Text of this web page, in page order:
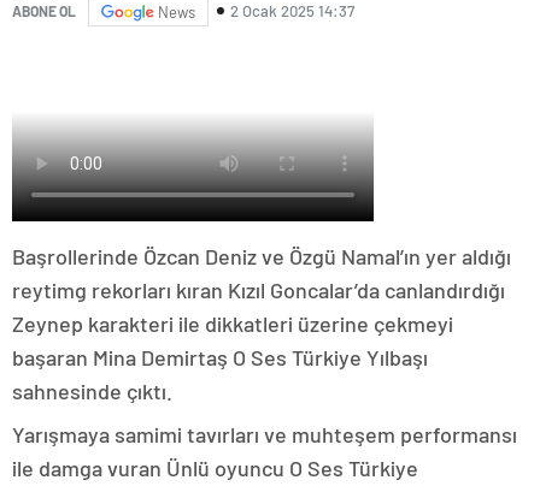
ABONE OL News 2 Ocak 2025 14:37
Başrollerinde Özcan Deniz ve Özgü Namal’ın yer aldığı
reytimg rekorları kıran Kızıl Goncalar’da canlandırdığı
Zeynep karakteri ile dikkatleri üzerine çekmeyi
başaran Mina Demirtaş O Ses Türkiye Yılbaşı
sahnesinde çıktı.
Yarışmaya samimi tavırları ve muhteşem performansı
ile damga vuran Ünlü oyuncu O Ses Türkiye